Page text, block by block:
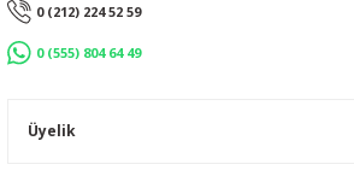
0 (212) 224 52 59
0 (555) 804 64 49
Üyelik